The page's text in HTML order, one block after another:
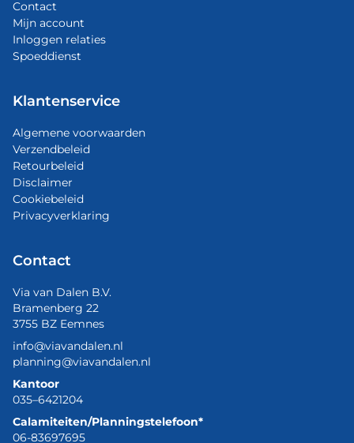
Contact
Mijn account
Inloggen relaties
Spoeddienst
Klantenservice
Algemene voorwaarden
Verzendbeleid
Retourbeleid
Disclaimer
Cookiebeleid
Privacyverklaring
Contact
Via van Dalen B.V.
Bramenberg 22
3755 BZ Eemnes
info@viavandalen.nl
planning@viavandalen.nl
Kantoor
035–6421204
Calamiteiten/Planningstelefoon*
06-83697695